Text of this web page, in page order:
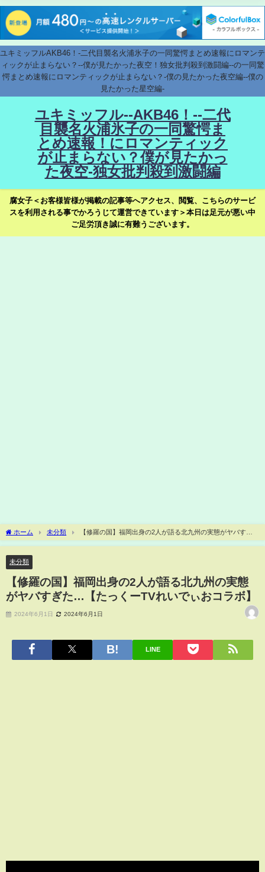
ユキミッフルAKB46！-二代目襲名火浦氷子の一同驚愕まとめ速報にロマンテ
ィックが止まらない？--僕が見たかった夜空！独女批判殺到激闘編--の一同驚
愕まとめ速報にロマンティックが止まらない？-僕の見たかった夜空編--僕の
見たかった星空編-
ユキミッフル--AKB46！--二代
目襲名火浦氷子の一同驚愕ま
とめ速報！にロマンティック
が止まらない？僕が見たかっ
た夜空-独女批判殺到激闘編
腐女子＜お客様皆様が掲載の記事等へアクセス、閲覧、こちらのサービ
スを利用される事でかろうじて運営できています＞本日は足元が悪い中
ご足労頂き誠に有難うございます。
ホーム 未分類
【修羅の国】福岡出身の2人が語る北九州の実態がヤバすぎ
た…【たっくーTVれいでぃおコラボ】
未分類
【修羅の国】福岡出身の2人が語る北九州の実態
がヤバすぎた…【たっくーTVれいでぃおコラボ】
2024年6月1日 2024年6月1日
LINE